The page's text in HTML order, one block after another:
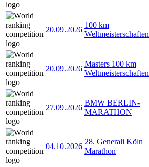
20.09.2026
100 km
Weltmeisterschaften
20.09.2026
Masters 100 km
Weltmeisterschaften
27.09.2026
BMW BERLIN-
MARATHON
04.10.2026
28. Generali Köln
Marathon